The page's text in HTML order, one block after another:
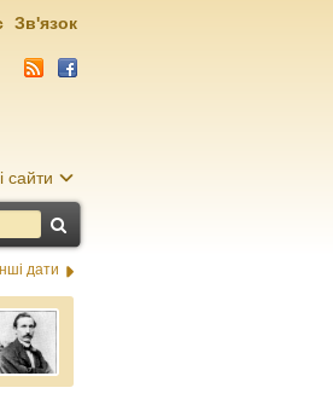
сайти
Зв'язок
Інші дати